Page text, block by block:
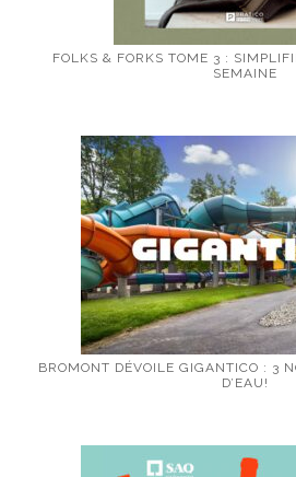
FOLKS & FORKS TOME 3 :
SEMAINE
BROMONT DÉVOILE GIGANTICO : 3
D’EAU!